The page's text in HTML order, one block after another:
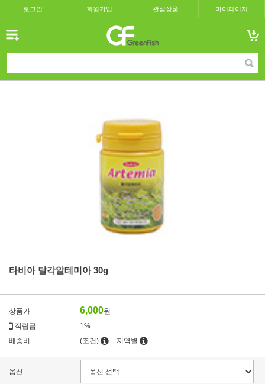
로그인 회원가입 관심상품 마이페이지
타비아 탈각알테미아 30g
상품가 6,000원
적립금
1%
배송비
(조건) 지역별
옵션